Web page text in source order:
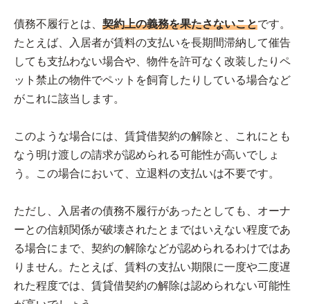
債務不履行とは、 契約上の義務を果たさないことです。
たとえば、入居者が賃料の支払いを長期間滞納して催告
しても支払わない場合や、物件を許可なく改装したりペ
ット禁止の物件でペットを飼育したりしている場合など
がこれに該当します。
このような場合には、賃貸借契約の解除と、これにとも
なう明け渡しの請求が認められる可能性が高いでしょ
う。この場合において、立退料の支払いは不要です。
ただし、入居者の債務不履行があったとしても、オーナ
ーとの信頼関係が破壊されたとまではいえない程度であ
る場合にまで、契約の解除などが認められるわけではあ
りません。たとえば、賃料の支払い期限に一度や二度遅
れた程度では、賃貸借契約の解除は認められない可能性